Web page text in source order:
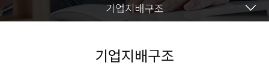
기업지배구조
기업지배구조